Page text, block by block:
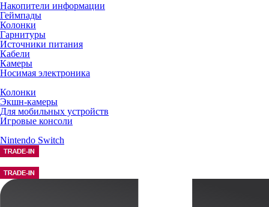
Накопители информации
Геймпады
Колонки
Гарнитуры
Источники питания
Кабели
Камеры
Носимая электроника
Колонки
Экшн-камеры
Для мобильных устройств
Игровые консоли
Nintendo Switch